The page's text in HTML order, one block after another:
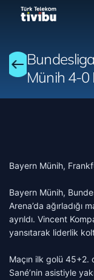
Münih 4-0
Bayern Münih,
Bayern Münih,
Arena’da ağırladığı
ayrıldı. Vincent
yansıtarak liderlik
Maçın ilk golü
Sané’nin asistiyle